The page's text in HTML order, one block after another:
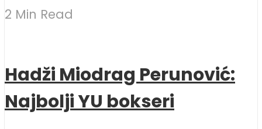
2 Min Read
Hadži Miodrag Perunović:
Najbolji YU bokseri